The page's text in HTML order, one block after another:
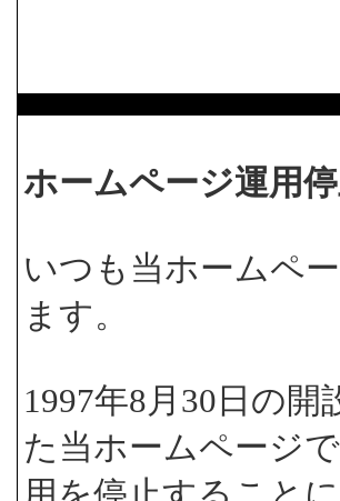
ホームページ運用
いつも当ホームペ
ます。
1997年8月30日の
た当ホームページ